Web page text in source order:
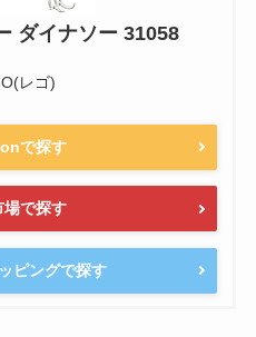
ダイナソー 31058
レゴ)
で探す
場で探す
ピングで探す